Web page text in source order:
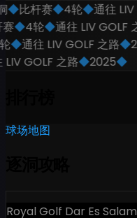
◆比杆赛◆4轮◆通往 LIV
◆4轮◆通往 LIV GOLF
◆通往 LIV GOLF 之路◆
GOLF 之路◆2025◆
球场地图
Royal Golf Dar Es Salam